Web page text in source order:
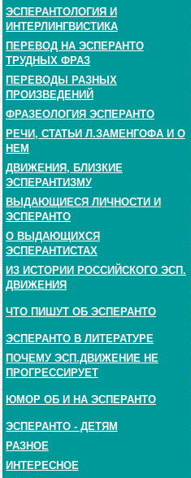
ЭСПЕРАНТОЛОГИЯ И
ИНТЕРЛИНГВИСТИКА
ПЕРЕВОД НА ЭСПЕРАНТО
ТРУДНЫХ ФРАЗ
ПЕРЕВОДЫ РАЗНЫХ
ПРОИЗВЕДЕНИЙ
ФРАЗЕОЛОГИЯ ЭСПЕРАНТО
РЕЧИ, СТАТЬИ Л.ЗАМЕНГОФА И О
НЕМ
ДВИЖЕНИЯ, БЛИЗКИЕ
ЭСПЕРАНТИЗМУ
ВЫДАЮЩИЕСЯ ЛИЧНОСТИ И
ЭСПЕРАНТО
О ВЫДАЮЩИХСЯ
ЭСПЕРАНТИСТАХ
ИЗ ИСТОРИИ РОССИЙСКОГО ЭСП.
ДВИЖЕНИЯ
ЧТО ПИШУТ ОБ ЭСПЕРАНТО
ЭСПЕРАНТО В ЛИТЕРАТУРЕ
ПОЧЕМУ ЭСП.ДВИЖЕНИЕ НЕ
ПРОГРЕССИРУЕТ
ЮМОР ОБ И НА ЭСПЕРАНТО
ЭСПЕРАНТО - ДЕТЯМ
РАЗНОЕ
ИНТЕРЕСНОЕ